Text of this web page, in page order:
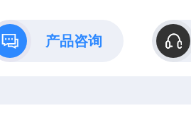
产品咨询